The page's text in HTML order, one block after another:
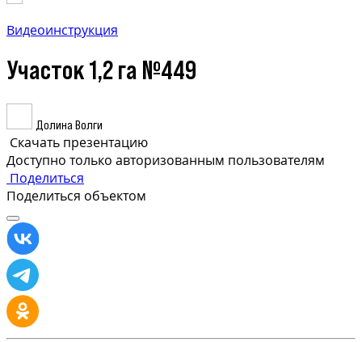
Видеоинструкция
Участок 1,2 га №449
Долина Волги
Скачать презентацию
Доступно только авторизованным пользователям
Поделиться
Поделиться объектом